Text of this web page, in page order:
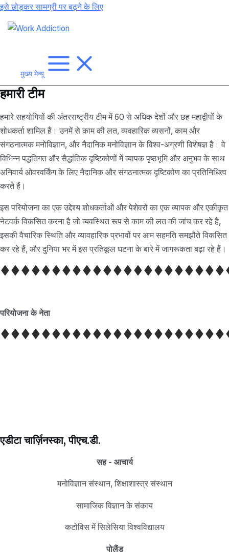
इसे छोड़कर सामग्री पर बढ़ने के लिए
मुख्य मेन्यू
हमारी टीम
हमारे सहयोगियों की अंतरराष्ट्रीय टीम में 60 से अधिक देशों और छह महाद्वीपों के
शोधकर्ता शामिल हैं। उनमें से काम की लत, व्यवहारिक व्यसनों, काम और
संगठनात्मक मनोविज्ञान, और नैदानिक मनोविज्ञान के विश्व-अग्रणी विशेषज्ञ हैं। वे
विभिन्न पद्धतिगत और सैद्धांतिक दृष्टिकोणों में व्यापक पृष्ठभूमि और अनुभव के साथ
अनिवार्य ओवरवर्किंग के लिए नैदानिक और संगठनात्मक दृष्टिकोण का प्रतिनिधित्व
करते हैं।
इस परियोजना का एक उद्देश्य शोधकर्ताओं और पेशेवरों का एक व्यापक और एकीकृत
नेटवर्क विकसित करना है जो व्यवस्थित रूप से काम की लत की जांच कर रहे हैं,
इसकी वैचारिक स्थिति और व्यावहारिक प्रभावों पर आम सहमति समझौते विकसित
कर रहे हैं, और दुनिया भर में इस प्रतिकूल घटना के बारे में जागरूकता बढ़ा रहे हैं।
परियोजना के नेता
एडीटा चार्ज़िनस्का, पीएच.डी.
सह - आचार्य
मनोविज्ञान संस्थान, शिक्षाशास्त्र संस्थान
सामाजिक विज्ञान के संकाय
कटोविस में सिलेसिया विश्वविद्यालय
पोलैंड